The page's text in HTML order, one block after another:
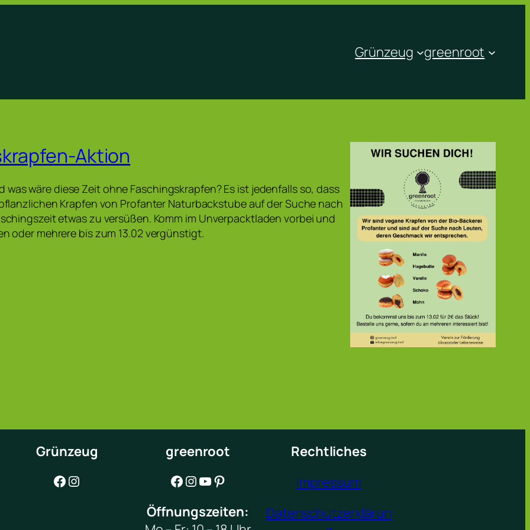
Grünzeug greenroot
Aktion
was wäre diese Zeit ohne Faschingskrapfen? Es ist jedenfalls so, dass
Krapfen von Profanter Naturbackstube auf der Suche nach
etwas zu versüßen. Komm im Unverpacktladen vorbei und
oder mehrere bis zum 13.02 vergünstigt.
Grünzeug
Facebook Instagram
greenroot
Facebook Instagram YouTube Pinterest
Öffnungszeiten:
Rechtliches
Impressum
Datenschutzerklärun